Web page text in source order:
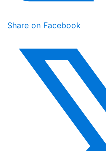
Share on Facebook